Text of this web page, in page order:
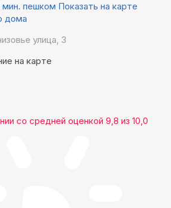
мин. пешком Показать на карте
дома
улица, 3
на карте
со средней оценкой 9,8 из 10,0